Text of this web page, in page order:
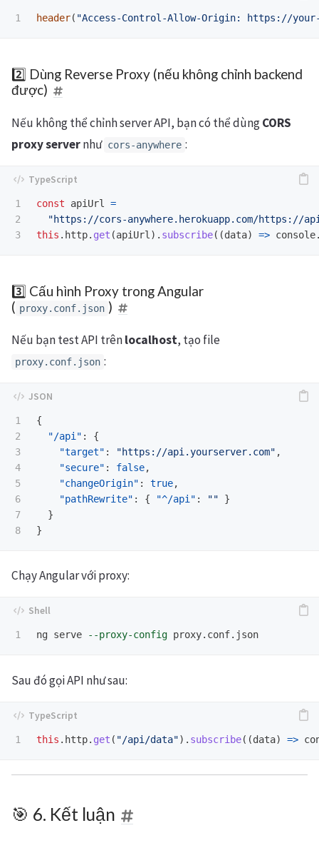
header( "Access-Control-Allow-Origin: https://
2️⃣ Dùng Reverse Proxy (nếu không chỉnh backend
được)
Nếu không thể chỉnh server API, bạn có thể dùngCORS
proxy servernhư cors-anywhere :
1
2
const apiUrl
=
"https://cors-anywhere.herokuapp.com/https://
this . http. get (apiUrl ). subscribe((data) => console
3️⃣ Cấu hình Proxy trong Angular
( proxy.conf.json )
Nếu bạn test API trênlocalhost, tạo file
proxy.conf.json :
1
2
3
4
5
6
7
{
"/api" :
{
"target" : "https://api.yourserver.com" ,
"secure" : false,
"changeOrigin" : true,
"pathRewrite" : { "^/api" : ""
}
}
}
Chạy Angular với proxy:
ng serve --proxy-config
Sau đó gọi API như sau:
this . http. get ( "/api/data"). subscribe((data) =>
🎯 6. Kết luận